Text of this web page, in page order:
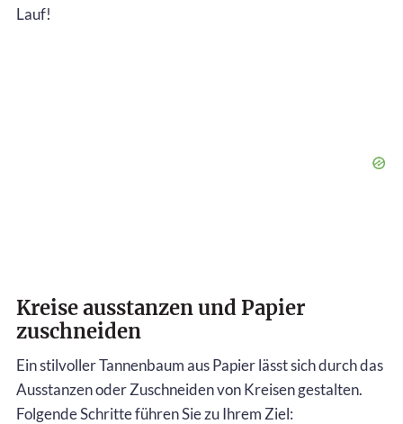
Lauf!
Kreise ausstanzen und Papier
zuschneiden
Ein stilvoller Tannenbaum aus Papier lässt sich durch das
Ausstanzen oder Zuschneiden von Kreisen gestalten.
Folgende Schritte führen Sie zu Ihrem Ziel: